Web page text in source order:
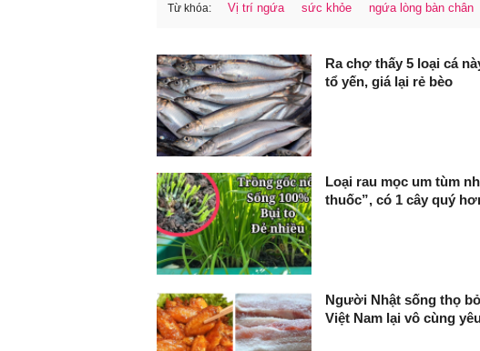
Từ khóa: Vị trí ngứa sức khỏe ngứa lòng bàn chân
Ra chợ thấy 5 loại cá
tổ yến, giá lại rẻ bèo
Loại rau mọc um tùm
thuốc”, có 1 cây quý
Người Nhật sống thọ
Việt Nam lại vô cùng